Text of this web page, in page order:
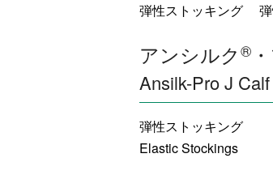
弾性ストッキング 弾
アンシルク®
Ansilk-Pro J
弾性ストッキング
Elastic Stockings